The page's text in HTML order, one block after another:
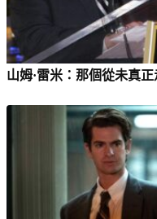
山姆·雷米：那個從未真